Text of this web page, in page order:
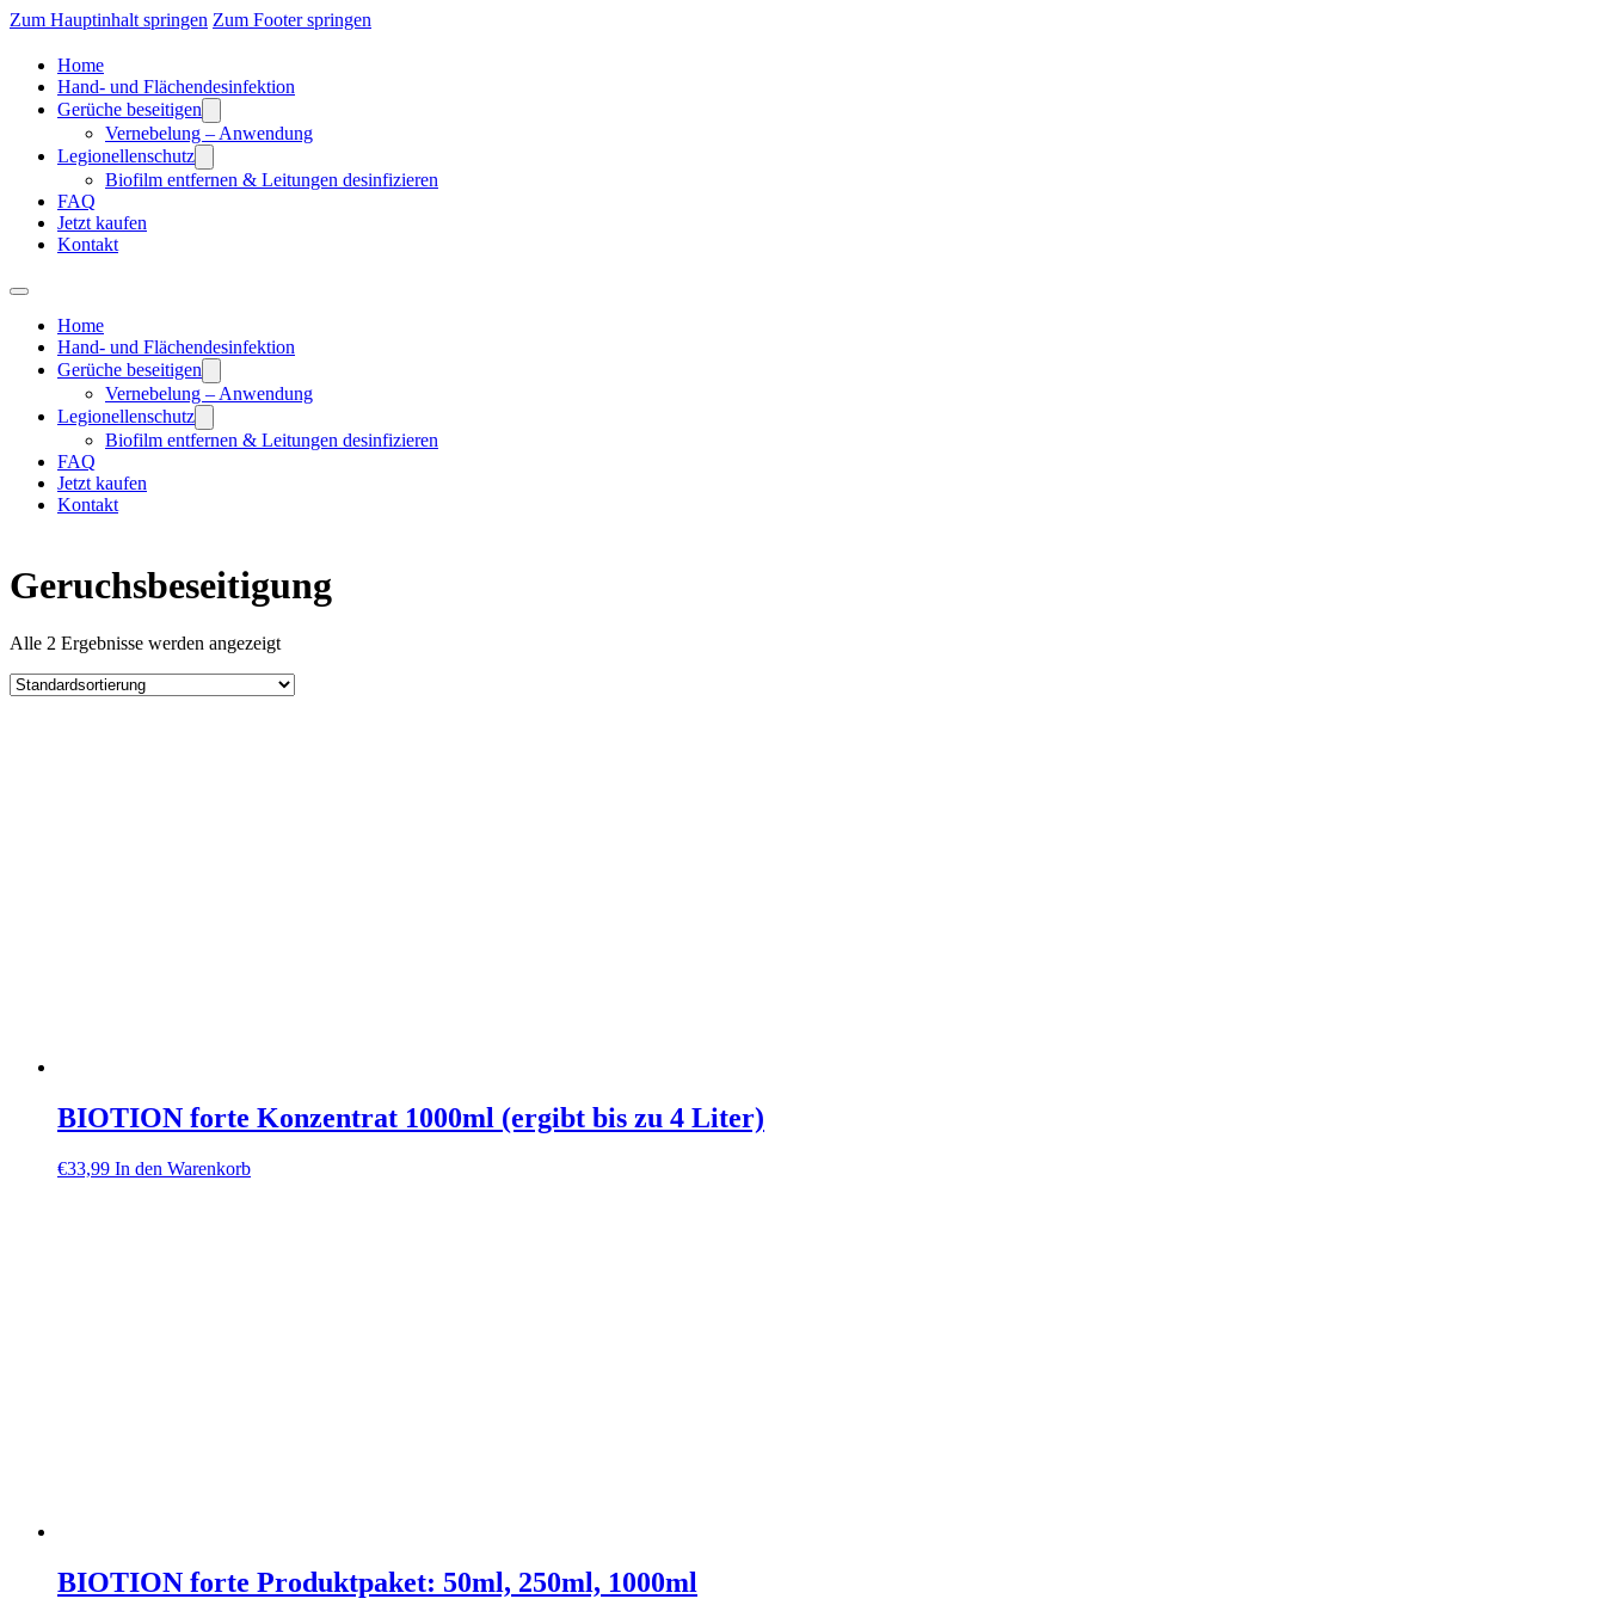
Zum Hauptinhalt springen Zum Footer springen
Home
Hand- und Flächendesinfektion
Gerüche beseitigen
Vernebelung – Anwendung
Legionellenschutz
Biofilm entfernen & Leitungen desinfizieren
FAQ
Jetzt kaufen
Kontakt
Home
Hand- und Flächendesinfektion
Gerüche beseitigen
Vernebelung – Anwendung
Legionellenschutz
Biofilm entfernen & Leitungen desinfizieren
FAQ
Jetzt kaufen
Kontakt
Geruchsbeseitigung
Alle 2 Ergebnisse werden angezeigt
BIOTION forte Konzentrat 1000ml (ergibt bis zu 4 Liter)
€33,99 In den Warenkorb
BIOTION forte Produktpaket: 50ml, 250ml, 1000ml